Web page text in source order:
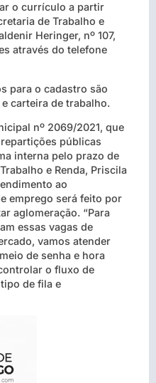
o currículo a partir
de Trabalho e
Heringer, nº 107,
através do telefone
para o cadastro são
carteira de trabalho.
nº 2069/2021, que
públicas
interna pelo prazo de
e Renda, Priscila
ao
emprego será feito por
aglomeração. “Para
essas vagas de
vamos atender
de senha e hora
o fluxo de
de fila e